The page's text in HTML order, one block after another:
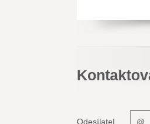
Odesílatel